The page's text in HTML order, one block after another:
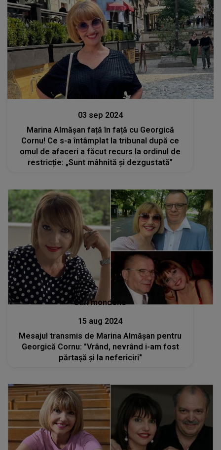
Stiri mondene
03 sep 2024
Marina Almășan față în față cu Georgică
Cornu! Ce s-a întâmplat la tribunal după ce
omul de afaceri a făcut recurs la ordinul de
restricție: „Sunt mâhnită și dezgustată”
Stiri mondene
15 aug 2024
Mesajul transmis de Marina Almășan pentru
Georgică Cornu: "Vrând, nevrând i-am fost
părtașă și la nefericiri"